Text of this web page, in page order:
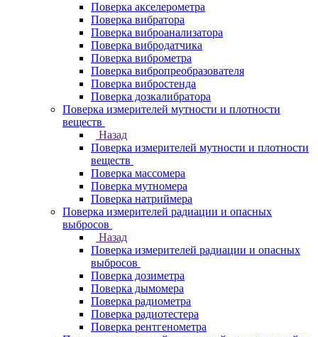
Поверка акселерометра
Поверка вибратора
Поверка виброанализатора
Поверка вибродатчика
Поверка виброметра
Поверка вибропреобразователя
Поверка вибростенда
Поверка дозкалибратора
Поверка измерителей мутности и плотности
веществ
Назад
Поверка измерителей мутности и плотности
веществ
Поверка массомера
Поверка мутномера
Поверка натриймера
Поверка измерителей радиации и опасных
выбросов
Назад
Поверка измерителей радиации и опасных
выбросов
Поверка дозиметра
Поверка дымомера
Поверка радиометра
Поверка радиотестера
Поверка рентгенометра